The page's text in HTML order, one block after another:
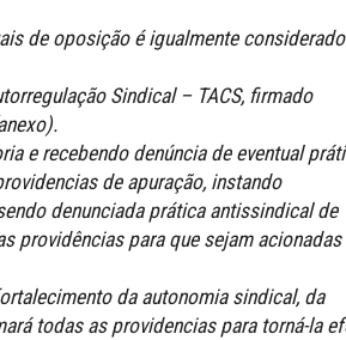
de oposição é igualmente
Sindical – TACS, firmado
e recebendo denúncia de eventual
de apuração, instando
denunciada prática antissindical de
providências para que sejam acionadas
da autonomia sindical, da
todas as providencias para torná-la